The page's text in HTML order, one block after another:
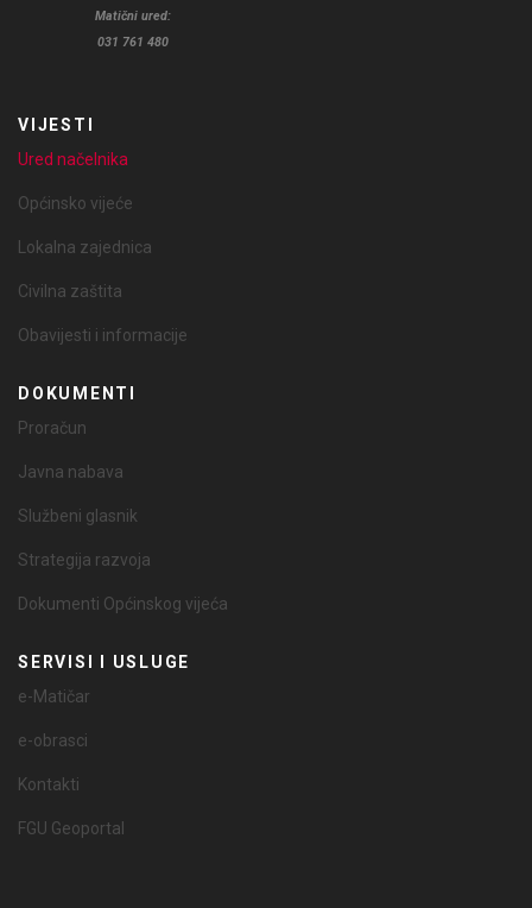
Matični ured:
031 761 480
VIJESTI
Ured načelnika
Općinsko vijeće
Lokalna zajednica
Civilna zaštita
Obavijesti i informacije
DOKUMENTI
Proračun
Javna nabava
Službeni glasnik
Strategija razvoja
Dokumenti Općinskog vijeća
SERVISI I USLUGE
e-Matičar
e-obrasci
Kontakti
FGU Geoportal